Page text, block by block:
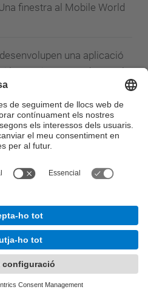
finestra al Mobile World
una aplicació
les assignatures durant el
"Ús de la
(PKI) en els
l'ETSEIAT construeixen un
i elefants de la